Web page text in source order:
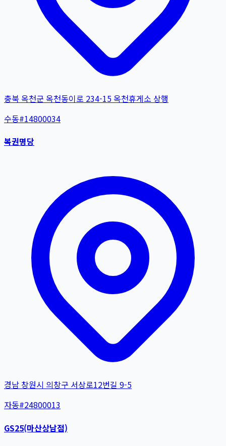
충북 옥천군 옥천동이로 234-15 옥천휴게소 상행
수동#14800034
복권명당
경남 창원시 의창구 서상로12번길 9-5
자동#24800013
GS25(마산상남점)